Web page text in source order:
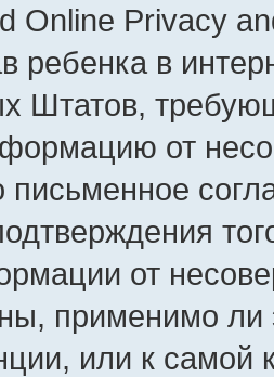
Online Privacy
ребенка в
Штатов,
от
письменное
от
применимо ли
или к самой